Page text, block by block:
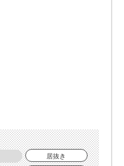
居抜き